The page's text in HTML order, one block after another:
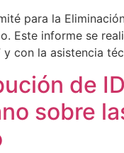
para la
Este informe se
y con la asistencia
de
sobre